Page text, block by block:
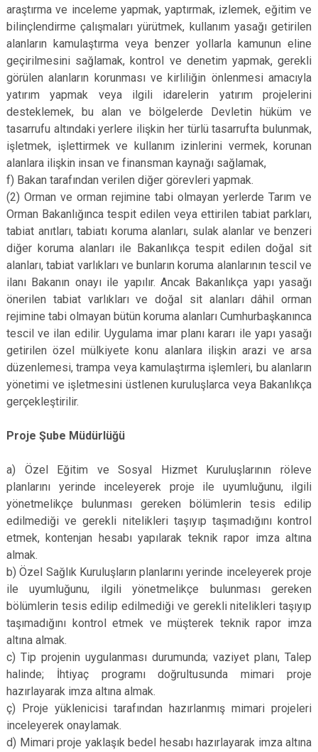
araştırma ve inceleme yapmak, yaptırmak, izlemek, eğitim ve
bilinçlendirme çalışmaları yürütmek, kullanım yasağı getirilen
alanların kamulaştırma veya benzer yollarla kamunun eline
geçirilmesini sağlamak, kontrol ve denetim yapmak, gerekli
görülen alanların korunması ve kirliliğin önlenmesi amacıyla
yatırım yapmak veya ilgili idarelerin yatırım projelerini
desteklemek, bu alan ve bölgelerde Devletin hüküm ve
tasarrufu altındaki yerlere ilişkin her türlü tasarrufta bulunmak,
işletmek, işlettirmek ve kullanım izinlerini vermek, korunan
alanlara ilişkin insan ve finansman kaynağı sağlamak,
f) Bakan tarafından verilen diğer görevleri yapmak.
(2) Orman ve orman rejimine tabi olmayan yerlerde Tarım ve
Orman Bakanlığınca tespit edilen veya ettirilen tabiat parkları,
tabiat anıtları, tabiatı koruma alanları, sulak alanlar ve benzeri
diğer koruma alanları ile Bakanlıkça tespit edilen doğal sit
alanları, tabiat varlıkları ve bunların koruma alanlarının tescil ve
ilanı Bakanın onayı ile yapılır. Ancak Bakanlıkça yapı yasağı
önerilen tabiat varlıkları ve doğal sit alanları dâhil orman
rejimine tabi olmayan bütün koruma alanları Cumhurbaşkanınca
tescil ve ilan edilir. Uygulama imar planı kararı ile yapı yasağı
getirilen özel mülkiyete konu alanlara ilişkin arazi ve arsa
düzenlemesi, trampa veya kamulaştırma işlemleri, bu alanların
yönetimi ve işletmesini üstlenen kuruluşlarca veya Bakanlıkça
gerçekleştirilir.
Proje Şube Müdürlüğü
a) Özel Eğitim ve Sosyal Hizmet Kuruluşlarının röleve
planlarını yerinde inceleyerek proje ile uyumluğunu, ilgili
yönetmelikçe bulunması gereken bölümlerin tesis edilip
edilmediği ve gerekli nitelikleri taşıyıp taşımadığını kontrol
etmek, kontenjan hesabı yapılarak teknik rapor imza altına
almak.
b) Özel Sağlık Kuruluşların planlarını yerinde inceleyerek proje
ile uyumluğunu, ilgili yönetmelikçe bulunması gereken
bölümlerin tesis edilip edilmediği ve gerekli nitelikleri taşıyıp
taşımadığını kontrol etmek ve müşterek teknik rapor imza
altına almak.
c) Tip projenin uygulanması durumunda; vaziyet planı, Talep
halinde; İhtiyaç programı doğrultusunda mimari proje
hazırlayarak imza altına almak.
ç) Proje yüklenicisi tarafından hazırlanmış mimari projeleri
inceleyerek onaylamak.
d) Mimari proje yaklaşık bedel hesabı hazırlayarak imza altına